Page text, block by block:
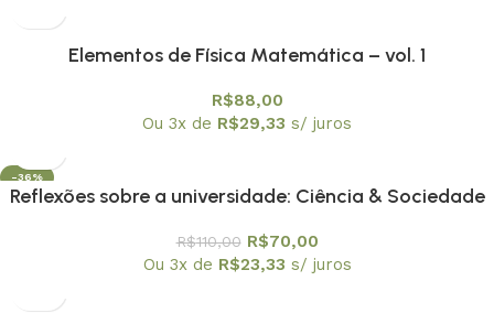
Elementos de Física Matemática – vol. 1
R$88,00
Ou 3x de R$29,33 s/ juros
-36%
Reflexões sobre a universidade: Ciência & Sociedade
R$110,00 R$70,00
Ou 3x de R$23,33 s/ juros